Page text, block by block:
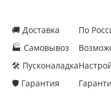
🚚 Доставка
🏭 Самовывоз
🛠 Пусконаладка
🛡 Гарантия
По